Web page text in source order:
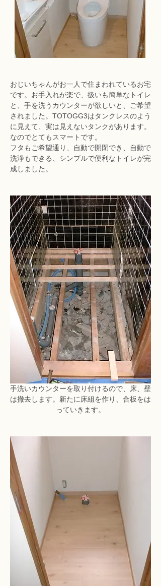
おじいちゃんがお一人で住まわれているお宅
です。お手入れが楽で、扱いも簡単なトイレ
と、手を洗うカウンターが欲しいと、ご希望
されました。TOTOGG3はタンクレスのよう
に見えて、実は見えないタンクがあります。
なのでとてもスマートです。
フタもご希望通り、自動で開閉でき、自動で
洗浄もできる、シンプルで便利なトイレが完
成しました。
手洗いカウンターを取り付けるので、床、壁
は撤去します。新たに床組を作り、合板をは
っていきます。